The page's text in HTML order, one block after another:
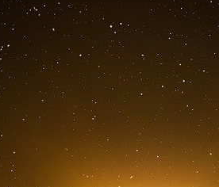
a remplacé les anciens
chrétiens ont délaissé la
la mort, et son nom était